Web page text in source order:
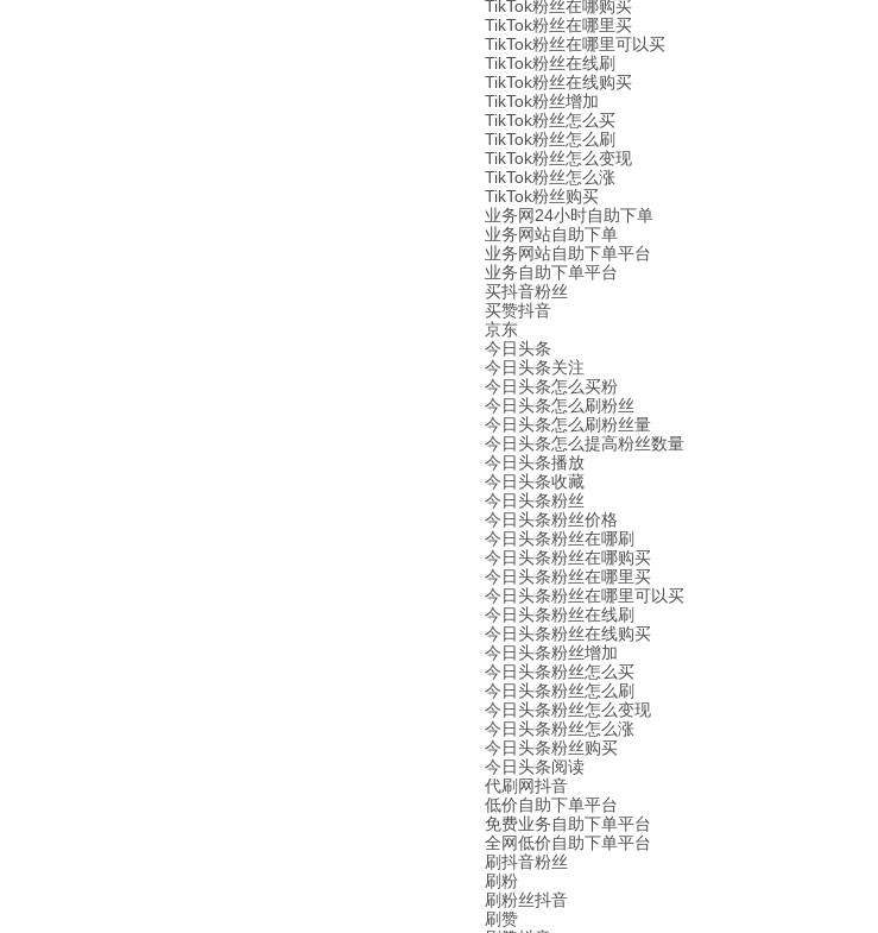
TikTok粉丝在哪购买
TikTok粉丝在哪里买
TikTok粉丝在哪里可以买
TikTok粉丝在线刷
TikTok粉丝在线购买
TikTok粉丝增加
TikTok粉丝怎么买
TikTok粉丝怎么刷
TikTok粉丝怎么变现
TikTok粉丝怎么涨
TikTok粉丝购买
业务网24小时自助下单
业务网站自助下单
业务网站自助下单平台
业务自助下单平台
买抖音粉丝
买赞抖音
京东
今日头条
今日头条关注
今日头条怎么买粉
今日头条怎么刷粉丝
今日头条怎么刷粉丝量
今日头条怎么提高粉丝数量
今日头条播放
今日头条收藏
今日头条粉丝
今日头条粉丝价格
今日头条粉丝在哪刷
今日头条粉丝在哪购买
今日头条粉丝在哪里买
今日头条粉丝在哪里可以买
今日头条粉丝在线刷
今日头条粉丝在线购买
今日头条粉丝增加
今日头条粉丝怎么买
今日头条粉丝怎么刷
今日头条粉丝怎么变现
今日头条粉丝怎么涨
今日头条粉丝购买
今日头条阅读
代刷网抖音
低价自助下单平台
免费业务自助下单平台
全网低价自助下单平台
刷抖音粉丝
刷粉
刷粉丝抖音
刷赞